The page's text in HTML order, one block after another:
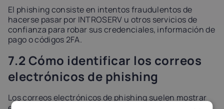
El phishing consiste en intentos fraudulentos de
hacerse pasar por INTROSERV u otros servicios de
confianza para robar sus credenciales, información de
pago o códigos 2FA.
7.2 Cómo identificar los correos
electrónicos de phishing
Los correos electrónicos de phishing suelen mostrar